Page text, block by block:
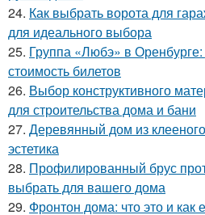
24. Как выбрать ворота для
для идеального выбора
25. Группа «Любэ» в
стоимость билетов
26. Выбор конструктивного
для строительства дома и бани
27. Деревянный дом из
эстетика
28. Профилированный брус
выбрать для вашего дома
29. Фронтон дома: что это и как